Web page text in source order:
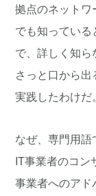
拠点のネット
でも知ってい
で、詳しく知
さっと口から
実践したわけだ。
なぜ、専門用
IT事業者のコン
事業者へのア